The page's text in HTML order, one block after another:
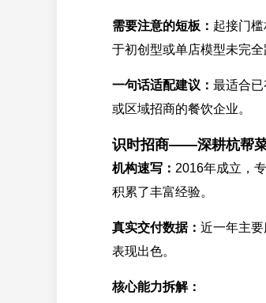
需要注意的短板： 起接门
于初创型或单店模型未完
一句话适配建议： 最适合
或区域招商的餐饮企业。
识时招商——深耕杭帮
机构速写： 2016年成立，
积累了丰富经验。
真实交付数据： 近一年主
表现出色。
核心能力拆解：